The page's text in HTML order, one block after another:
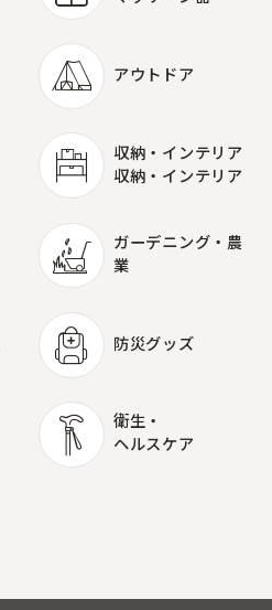
アウトドア
収納・インテリア
収納・インテリア
ガーデニング・農
業
防災グッズ
衛生・
ヘルスケア